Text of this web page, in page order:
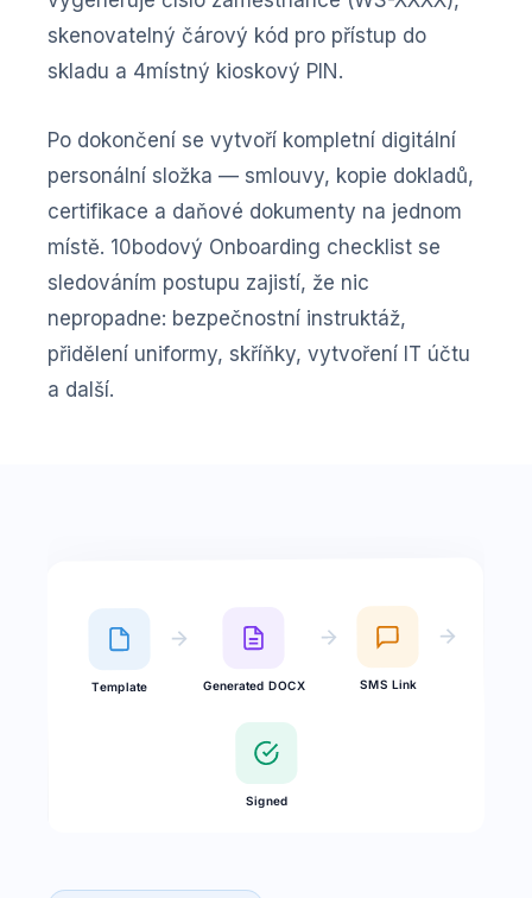
skenovatelný čárový kód pro přístup do
skladu a 4místný kioskový PIN.
Po dokončení se vytvoří kompletní digitální
personální složka — smlouvy, kopie dokladů,
certifikace a daňové dokumenty na jednom
místě. 10bodový Onboarding checklist se
sledováním postupu zajistí, že nic
nepropadne: bezpečnostní instruktáž,
přidělení uniformy, skříňky, vytvoření IT účtu
a další.
Template Generated DOCX SMS Link
Signed